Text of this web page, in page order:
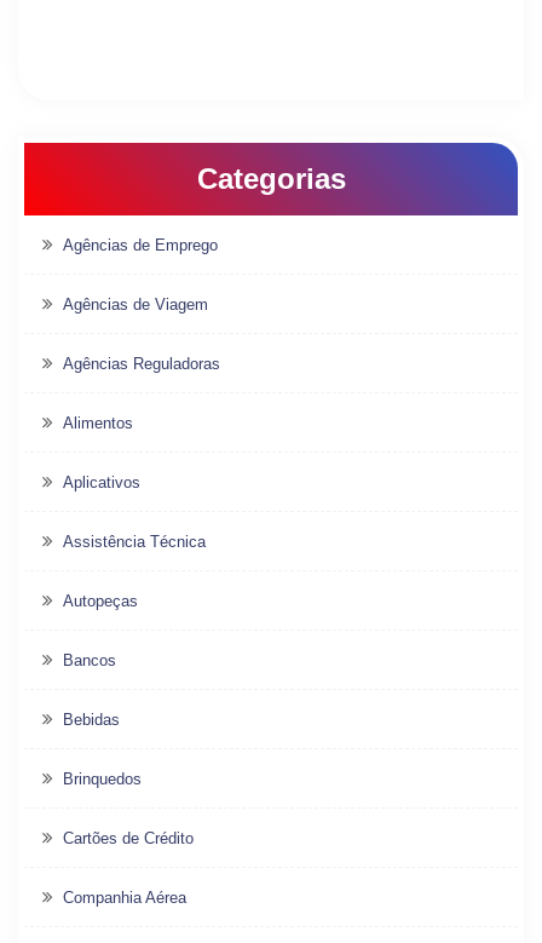
Categorias
Agências de Emprego
Agências de Viagem
Agências Reguladoras
Alimentos
Aplicativos
Assistência Técnica
Autopeças
Bancos
Bebidas
Brinquedos
Cartões de Crédito
Companhia Aérea